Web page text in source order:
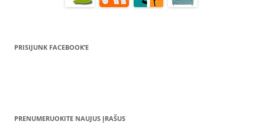
PRISIJUNK FACEBOOK’E
PRENUMERUOKITE NAUJUS ĮRAŠUS